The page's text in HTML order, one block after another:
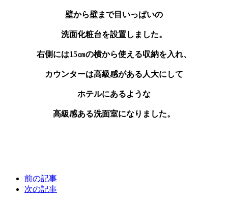
壁から壁まで目いっぱいの
洗面化粧台を設置しました。
右側には15㎝の横から使える収納を入れ、
カウンターは高級感がある人大にして
ホテルにあるような
高級感ある洗面室になりました。
前の記事
次の記事